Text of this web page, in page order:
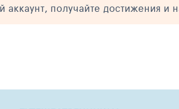
аккаунт, получайте достижения